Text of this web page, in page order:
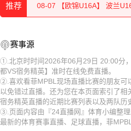
推荐
08-07 【欧锦U16A】 德国
08-07 【欧锦U16B】 斯洛伐
08-07 【越南联】 河内水牛VS
08-07 【欧锦U16A】 意大利
08-07 【欧锦U16A】 西班牙
08-07 【欧锦U16A】 德国
08-07 【欧锦U16B】 匈牙利
08-07 【欧锦U16B】 斯洛伐
赛事源
①.北京时时间2026年06月29日 20:00分
都VS宿务精英】准时在线免费直播。
②.喜欢看菲MPBL现场直播比赛的朋友可
以免错过直播。还为您在本页面索引了相
宿务精英直播的近期比赛列表以及两队历
③.页面内容由『24直播网』体育小编整
最新的体育赛事直播、足球直播，菲MPBL